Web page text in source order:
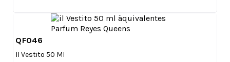
QF046
Il Vestito 50 Ml